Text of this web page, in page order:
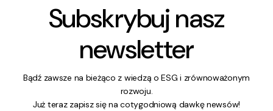
Subskrybuj nasz
newsletter
Bądź zawsze na bieżąco z wiedzą o ESG i zrównoważonym
rozwoju.
Już teraz zapisz się na cotygodniową dawkę newsów!